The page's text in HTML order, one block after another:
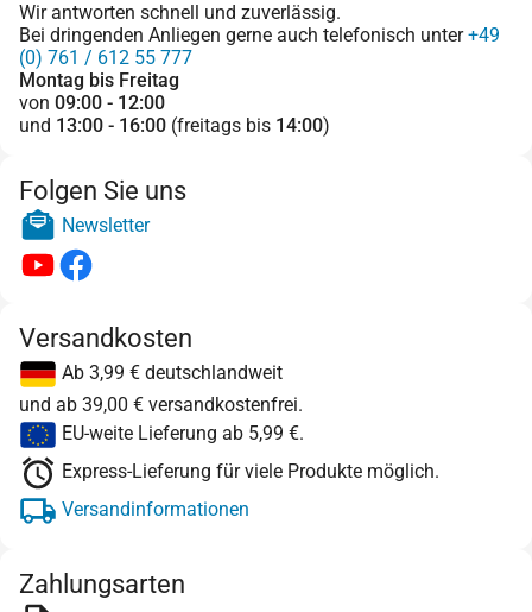
Wir antworten schnell und zuverlässig.
Bei dringenden Anliegen gerne auch telefonisch unter+49
(0) 761 / 612 55 777
Montag bis Freitag
von 09:00 - 12:00
und 13:00 - 16:00 (freitags bis 14:00)
Folgen Sie uns
Newsletter
Versandkosten
Ab 3,99 € deutschlandweit
und ab 39,00 € versandkostenfrei.
EU-weite Lieferung ab 5,99 €.
Express-Lieferung für viele Produkte möglich.
Versandinformationen
Zahlungsarten